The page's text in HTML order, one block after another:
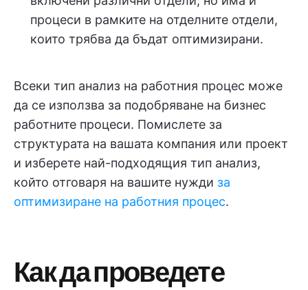
процеси в рамките на отделните отдели,
които трябва да бъдат оптимизирани.
Всеки тип анализ на работния процес може
да се използва за подобряване на бизнес
работните процеси. Помислете за
структурата на вашата компания или проект
и изберете най-подходящия тип анализ,
който отговаря на вашите нужди за
оптимизиране на работния процес.
Как да проведете